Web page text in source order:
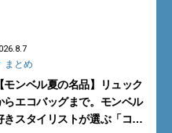
まとめ
【モンベル夏の名品】リュック
らエコバッグまで。モンベル
きスタイリストが選ぶ「コス